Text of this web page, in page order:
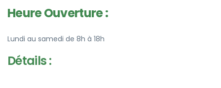
Heure Ouverture :
Lundi au samedi de 8h à 18h
Détails :